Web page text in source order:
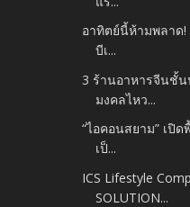
อาทิตย์นี้ห้ามพลาด
บีเ...
3 ร้านอาหารจีนชั้น
มงคลไหว...
“ไอคอนสยาม” เปิด
เป็...
ICS Lifestyle
SOLUTION...